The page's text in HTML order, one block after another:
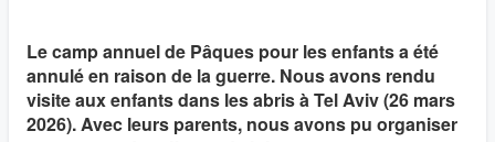
Le camp annuel de Pâques pour les enfants a été
annulé en raison de la guerre. Nous avons rendu
visite aux enfants dans les abris à Tel Aviv (26 mars
2026). Avec leurs parents, nous avons pu organiser